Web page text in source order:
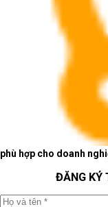
Đây là dòng phù hợp
Người
Người
Người
Người
laptop phổ
Nếu bạn không chỉ
laptop có tính linh
cân nhắc.
HP OmniBook
OmniBook
phù hợp cho doanh
ĐĂNG KÝ